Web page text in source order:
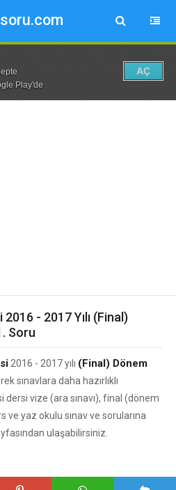
Play'de
AÇ
- 2017 Yılı (Final)
Soru
2016 - 2017 yılı (Final) Dönem
sınavlara daha hazırlıklı
dersi vize (ara sınavı), final (dönem
ve yaz okulu sınav ve sorularına
ulaşabilirsiniz.